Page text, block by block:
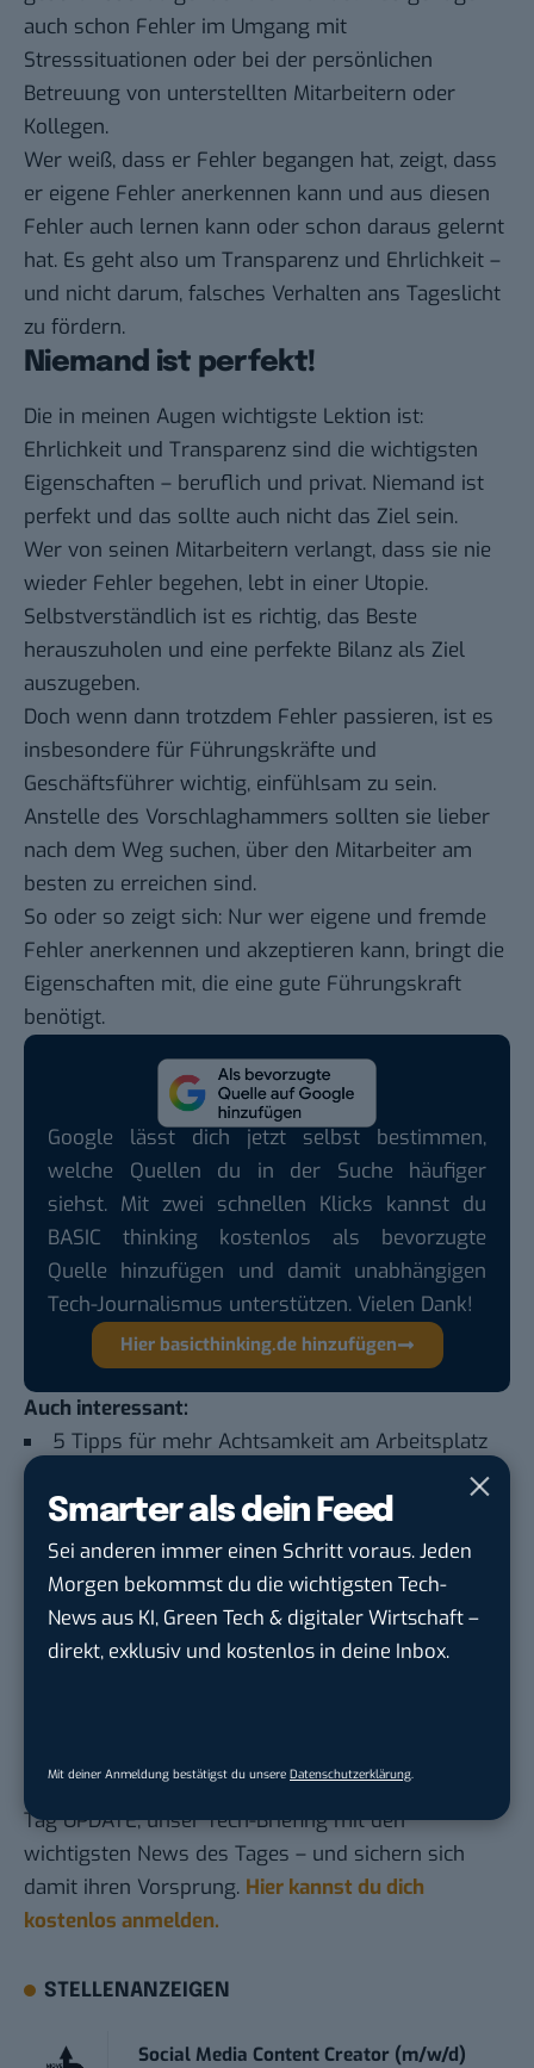
Smarter als dein Feed
Sei anderen immer einen Schritt voraus. Jeden
Morgen bekommst du die wichtigsten Tech-
News aus KI, Green Tech & digitaler Wirtschaft –
direkt, exklusiv und kostenlos in deine Inbox.
Mit deiner Anmeldung bestätigst du unsere Datenschutzerklärung
auch schon Fehler im Umgang mit
Stresssituationen oder bei der persönlichen
Betreuung von unterstellten Mitarbeitern oder
Kollegen.
Wer weiß, dass er Fehler begangen hat, zeigt, dass
er eigene Fehler anerkennen kann und aus diesen
Fehler auch lernen kann oder schon daraus gelernt
hat. Es geht also um Transparenz und Ehrlichkeit –
und nicht darum, falsches Verhalten ans Tageslicht
zu fördern.
Niemand ist perfekt!
Die in meinen Augen wichtigste Lektion ist:
Ehrlichkeit und Transparenz sind die wichtigsten
Eigenschaften – beruflich und privat. Niemand ist
perfekt und das sollte auch nicht das Ziel sein.
Wer von seinen Mitarbeitern verlangt, dass sie nie
wieder Fehler begehen, lebt in einer Utopie.
Selbstverständlich ist es richtig, das Beste
herauszuholen und eine perfekte Bilanz als Ziel
auszugeben.
Doch wenn dann trotzdem Fehler passieren, ist es
insbesondere für Führungskräfte und
Geschäftsführer wichtig, einfühlsam zu sein.
Anstelle des Vorschlaghammers sollten sie lieber
nach dem Weg suchen, über den Mitarbeiter am
besten zu erreichen sind.
So oder so zeigt sich: Nur wer eigene und fremde
Fehler anerkennen und akzeptieren kann, bringt die
Eigenschaften mit, die eine gute Führungskraft
benötigt.
Google lässt dich jetzt selbst bestimmen,
welche Quellen du in der Suche häufiger
siehst. Mit zwei schnellen Klicks kannst du
BASIC thinking kostenlos als bevorzugte
Quelle hinzufügen und damit unabhängigen
Tech-Journalismus unterstützen. Vielen Dank!
Hier basicthinking.de hinzufügen
Auch interessant:
5 Tipps für mehr Achtsamkeit am Arbeitsplatz
5 Fragen, die du dir unbedingt vor deiner
Kündigung stellen solltest
Das sind die 10 wichtigsten Kriterien bei der
Wahl des Arbeitgebers
geht? Über 12.000 smarte Leser bekommen jeden
Tag UPDATE, unser Tech-Briefing mit den
wichtigsten News des Tages – und sichern sich
damit ihren Vorsprung. Hier kannst du dich
kostenlos anmelden.
STELLENANZEIGEN
Social Media Content Creator (m/w/d)